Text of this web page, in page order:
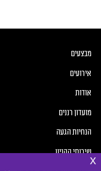
כותרת תחתונה של העמוד
כותרת תחונה של העמוד עם קישורי תפריט
מבצעים
אירועים
אודות
מועדון רננים
הנחיות הגעה
שירותי הקניון
x